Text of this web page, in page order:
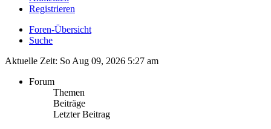
Registrieren
Foren-Übersicht
Suche
Aktuelle Zeit: So Aug 09, 2026 5:27 am
Forum
Themen
Beiträge
Letzter Beitrag